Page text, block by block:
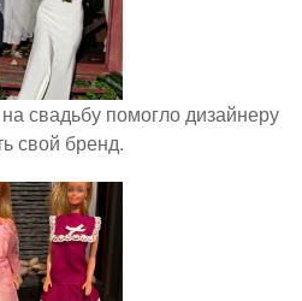
свадьбу помогло дизайнеру
свой бренд.